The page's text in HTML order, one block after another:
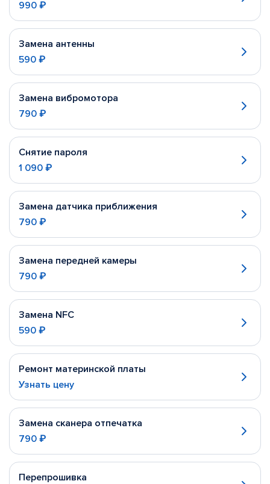
990 ₽
Замена антенны
590 ₽
Замена вибромотора
790 ₽
Снятие пароля
1 090 ₽
Замена датчика приближения
790 ₽
Замена передней камеры
790 ₽
Замена NFC
590 ₽
Ремонт материнской платы
Узнать цену
Замена сканера отпечатка
790 ₽
Перепрошивка